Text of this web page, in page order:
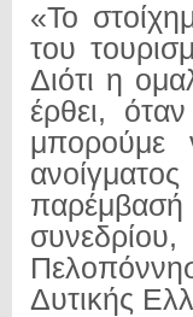
«Το
του
Διότι η
έρθει,
μπορούμε
Δυτικής